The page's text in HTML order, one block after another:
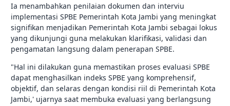
Ia menambahkan penilaian dokumen dan interviu
implementasi SPBE Pemerintah Kota Jambi yang meningkat
signifikan menjadikan Pemerintah Kota Jambi sebagai lokus
yang dikunjungi guna melakukan klarifikasi, validasi dan
pengamatan langsung dalam penerapan SPBE.
"Hal ini dilakukan guna memastikan proses evaluasi SPBE
dapat menghasilkan indeks SPBE yang komprehensif,
objektif, dan selaras dengan kondisi riil di Pemerintah Kota
Jambi,' ujarnya saat membuka evaluasi yang berlangsung